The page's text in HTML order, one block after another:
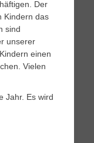
Der
Kindern das
sind
unserer
einen
Vielen
Jahr. Es wird